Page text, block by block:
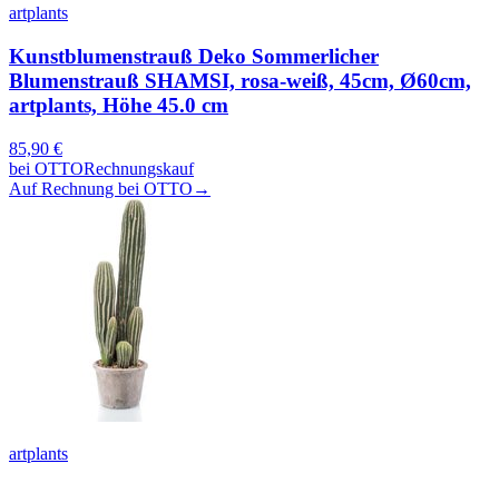
artplants
Kunstblumenstrauß Deko Sommerlicher
Blumenstrauß SHAMSI, rosa-weiß, 45cm, Ø60cm,
artplants, Höhe 45.0 cm
85,90 €
bei OTTORechnungskauf
Auf Rechnung bei OTTO →
artplants